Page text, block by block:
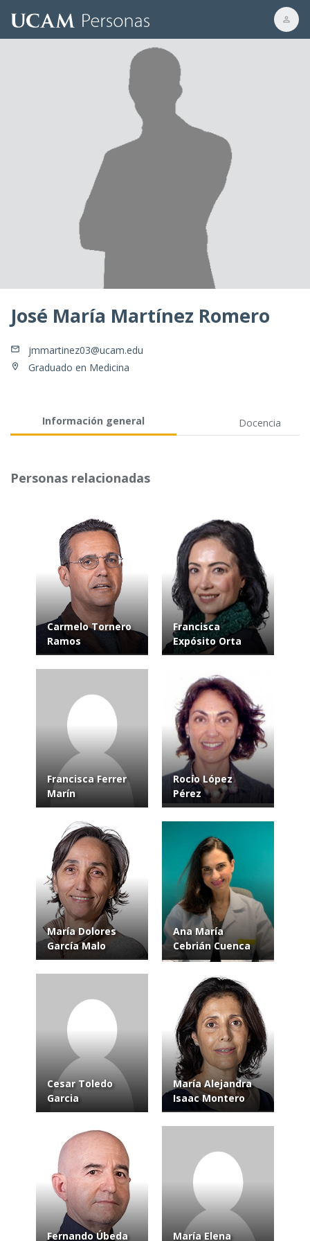
José María Martínez Romero
jmmartinez03@ucam.edu
Graduado en Medicina
Información general Docencia
Personas relacionadas
Carmelo Tornero
Ramos
Francisca
Expósito Orta
Francisca Ferrer
Marín
Rocío López
Pérez
María Dolores
García Malo
Ana María
Cebrián Cuenca
Cesar Toledo
Garcia
María Alejandra
Isaac Montero
Fernando Úbeda María Elena